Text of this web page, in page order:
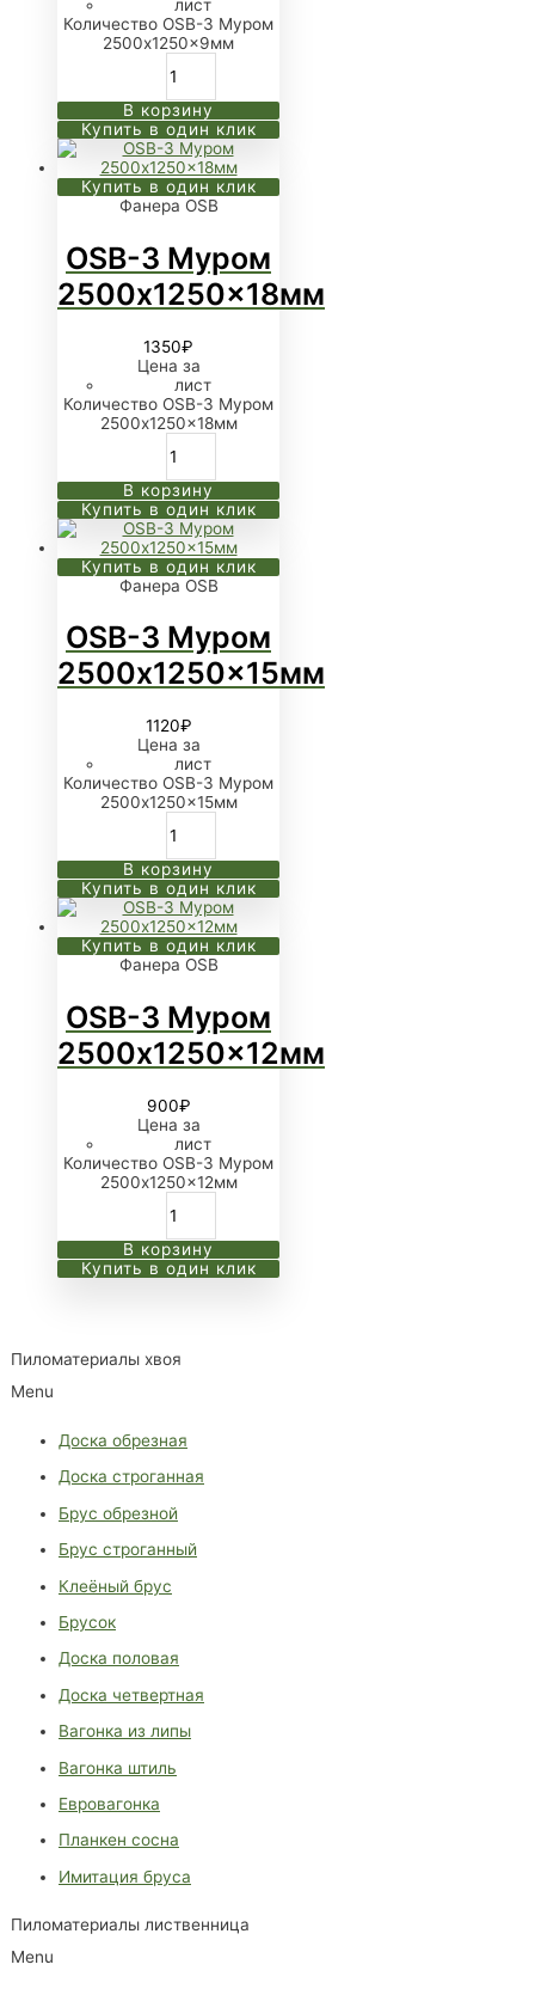
Пиломатериалы хвоя
Menu
Доска обрезная
Доска строганная
Брус обрезной
Брус строганный
Клеёный брус
Брусок
Доска половая
Доска четвертная
Вагонка из липы
Вагонка штиль
Евровагонка
Планкен сосна
Имитация бруса
Пиломатериалы лиственница
Menu
лист
Количество OSB-3 Муром
2500x1250x9мм
В корзину
Купить в один клик
Купить в один клик
Фанера OSB
OSB-3 Муром
2500x1250x18мм
1350₽
Цена за
лист
Количество OSB-3 Муром
2500x1250x18мм
В корзину
Купить в один клик
Купить в один клик
Фанера OSB
OSB-3 Муром
2500x1250x15мм
1120₽
Цена за
лист
Количество OSB-3 Муром
2500x1250x15мм
В корзину
Купить в один клик
Купить в один клик
Фанера OSB
OSB-3 Муром
2500x1250x12мм
900₽
Цена за
лист
Количество OSB-3 Муром
2500x1250x12мм
В корзину
Купить в один клик